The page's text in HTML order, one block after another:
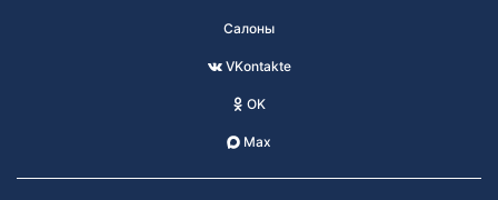
Салоны
VKontakte
OK
Max